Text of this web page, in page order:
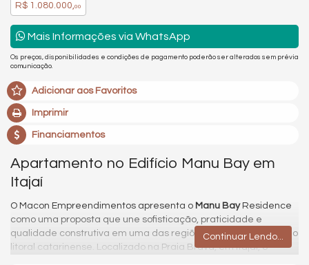
R$ 1.080.000,00
Mais Informações via WhatsApp
Os preços, disponibilidades e condições de pagamento poderão ser alterados sem prévia
comunicação.
Adicionar aos Favoritos
Imprimir
Financiamentos
Apartamento no Edifício Manu Bay em
Itajaí
O Macon Empreendimentos apresenta o Manu BayResidence
como uma proposta que une sofisticação, praticidade e
qualidade construtiva em uma das regiões mais valorizadas do
litoral catarinense. Localizado na Praia Brava, em Itajaí, o
Continuar Lendo...